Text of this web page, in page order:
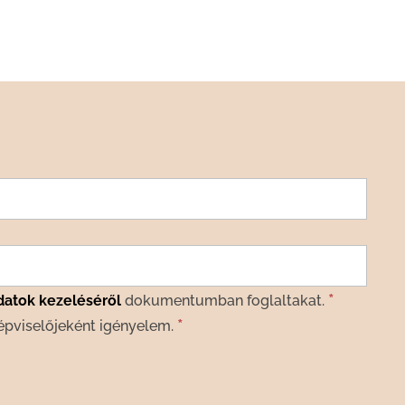
kezelésérőldokumentumban foglaltakat. *
igényelem. *